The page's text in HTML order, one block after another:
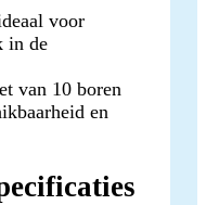
voor
in de
van 10 boren
en